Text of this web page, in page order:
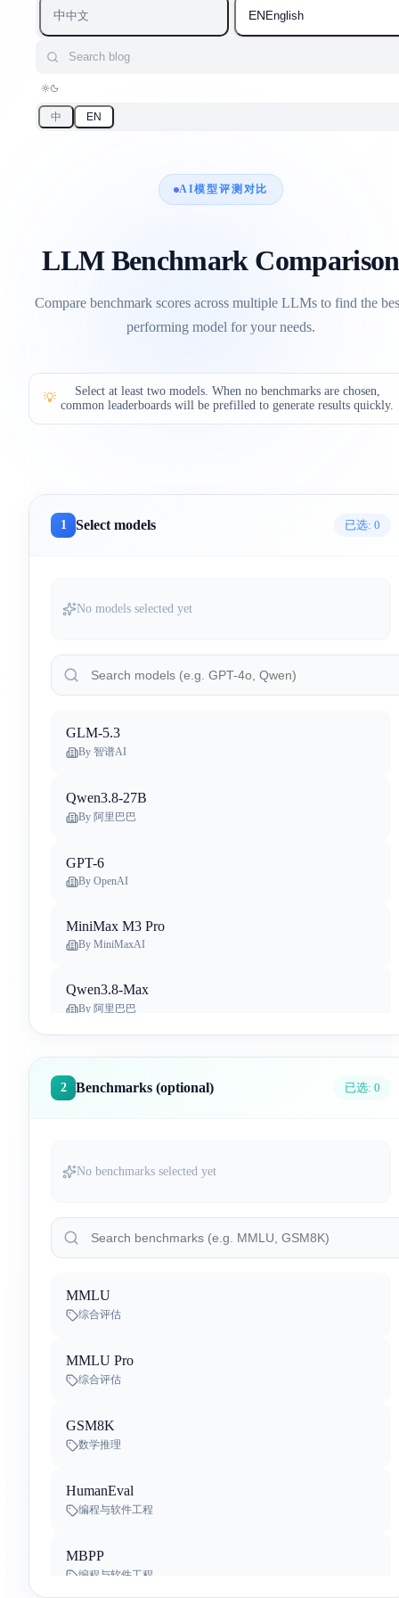
中中文 ENEnglish
Search blog
中 EN
AI模型评测对比
LLM Benchmark Comparison
Compare benchmark scores across multiple LLMs to find the
performing model for your needs.
💡
Select at least two models. When no benchmarks are chosen,
common leaderboards will be prefilled to generate results quickly.
1 Select models 已选: 0
No models selected yet
GLM-5.3
By 智谱AI
Qwen3.8-27B
By 阿里巴巴
GPT-6
By OpenAI
MiniMax M3 Pro
By MiniMaxAI
Qwen3.8-Max
By 阿里巴巴
Claude Opus 5
Qwen-Image-3.0
Gemini 3.5 Flash-Lite
Qwen3.8-Max-Preview
Kimi K3
Inkling
Qwen-Audio-3.0-TTS-Plus
Qwen-Audio-3.0-TTS-Flash
2 Benchmarks (optional) 已选: 0
No benchmarks selected yet
MMLU
综合评估
MMLU Pro
综合评估
GSM8K
数学推理
HumanEval
编程与软件工程
MBPP
编程与软件工程